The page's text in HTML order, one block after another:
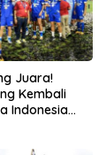
Juara!
Kembali
Indonesia